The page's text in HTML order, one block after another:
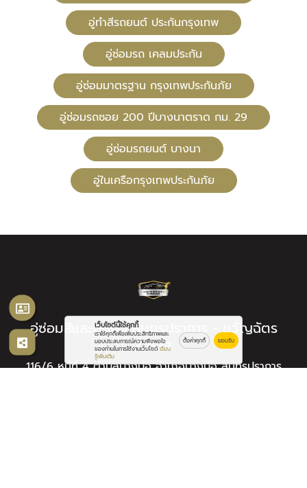
อู่ทําสีรถยนต์ ประกันกรุงเทพ
อู่ซ่อมรถ เคลมประกัน
อู่ซ่อมมาตรฐาน กรุงเทพประกันภัย
อู่ซ่อมรถซอย 200 ปีบางนาตราด กม. 29
อู่ซ่อมรถยนต์ บางนา
อู่ในเครือกรุงเทพประกันภัย
อู่ซ่อมสีและตัวถัง สมุทรปราการ - ขวัญฉัตร
การาจ
116/6 หมู่ที่ 4 ตำบลบางบ่อ อำเภอบางบ่อ สมุทรปราการ
เว็บไซต์นี้ใช้คุกกี้
เราใช้คุกกี้เพื่อเพิ่มประสิทธิภาพและ
มอบประสบการณ์ความพึงพอใจ
ของท่านในการใช้งานเว็บไซต์ เรียน
รู้เพิ่มเติม
ตั้งค่าคุกกี้ ยอมรับ